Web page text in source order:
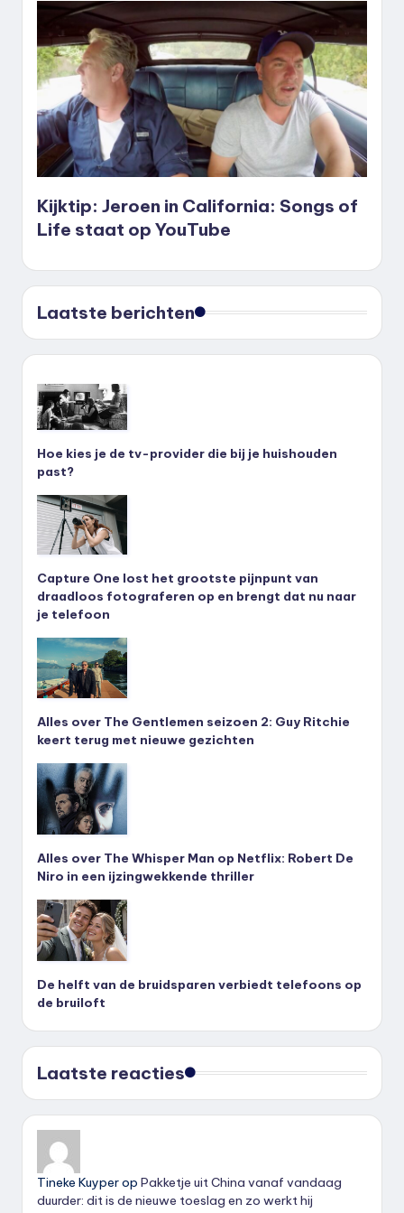
Kijktip: Jeroen in California: Songs of
Life staat op YouTube
Laatste berichten
Hoe kies je de tv-provider die bij je huishouden
past?
Capture One lost het grootste pijnpunt van
draadloos fotograferen op en brengt dat nu naar
je telefoon
Alles over The Gentlemen seizoen 2: Guy Ritchie
keert terug met nieuwe gezichten
Alles over The Whisper Man op Netflix: Robert De
Niro in een ijzingwekkende thriller
De helft van de bruidsparen verbiedt telefoons op
de bruiloft
Laatste reacties
Tineke Kuyperop Pakketje uit China vanaf vandaag
duurder: dit is de nieuwe toeslag en zo werkt hij